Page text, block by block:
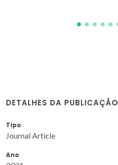
DETALHES DA PUBLICAÇÃO
Tipo
Journal Article
Ano